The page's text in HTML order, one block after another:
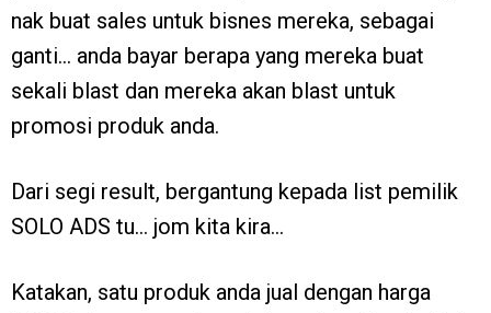
nak buat sales untuk bisnes mereka, sebagai
ganti… anda bayar berapa yang mereka buat
sekali blast dan mereka akan blast untuk
promosi produk anda.
Dari segi result, bergantung kepada list pemilik
SOLO ADS tu… jom kita kira…
Katakan, satu produk anda jual dengan harga